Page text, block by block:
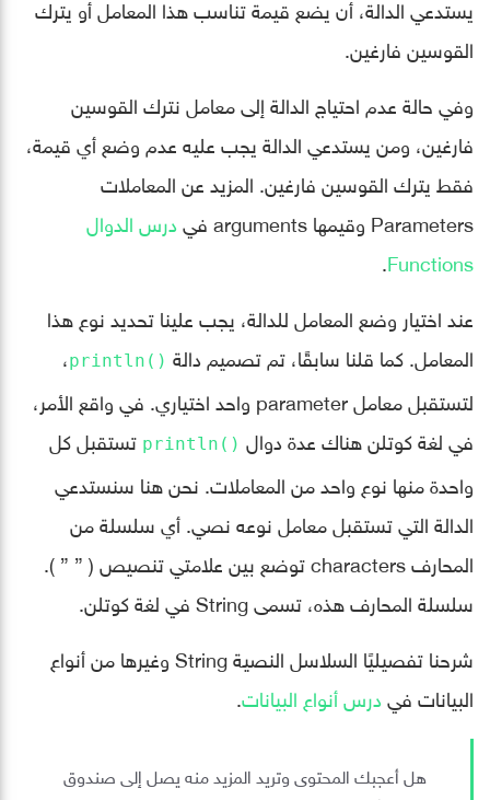
يستدعي الدالة، أن يضع قيمة تناسب هذا المعامل أو يترك
القوسين فارغين.
وفي حالة عدم احتياج الدالة إلى معامل نترك القوسين
فارغين، ومن يستدعي الدالة يجب عليه عدم وضع أي قيمة،
فقط يترك القوسين فارغين. المزيد عن المعاملات
Parameters وقيمها arguments في
درس الدوال
Functions
.
عند اختيار وضع المعامل للدالة، يجب علينا تحديد نوع هذا
المعامل. كما قلنا سابقًا، تم تصميم دالة ()println
،
لتستقبل معامل parameter واحد اختياري. في واقع الأمر،
في لغة كوتلن هناك عدة دوال ()println
تستقبل كل
واحدة منها نوع واحد من المعاملات. نحن هنا سنستدعي
الدالة التي تستقبل معامل نوعه نصي. أي سلسلة من
المحارف characters توضع بين علامتي تنصيص ( ” ” ).
سلسلة المحارف هذه، تسمى String في لغة كوتلن.
شرحنا تفصيليًا السلاسل النصية String وغيرها من أنواع
البيانات فيدرس أنواع البيانات.
هل أعجبك المحتوى وتريد المزيد منه يصل إلى صندوق